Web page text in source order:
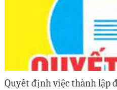
Quyết định việc thành lập